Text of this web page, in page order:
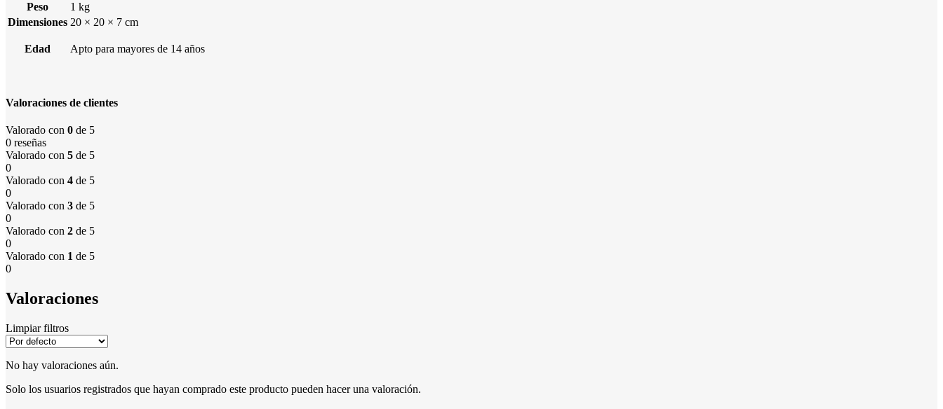
Peso
1 kg
Dimensiones 20 × 20 × 7 cm
Edad Apto para mayores de 14 años
Valoraciones de clientes
Valorado con 0 de 5
0 reseñas
Valorado con 5 de 5
0
Valorado con 4 de 5
0
Valorado con 3 de 5
0
Valorado con 2 de 5
0
Valorado con 1 de 5
0
Valoraciones
Limpiar filtros
No hay valoraciones aún.
Solo los usuarios registrados que hayan comprado este producto pueden hacer una valoración.